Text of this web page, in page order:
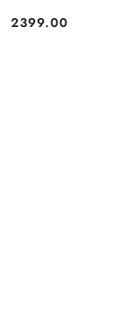
Cena:
2399.00